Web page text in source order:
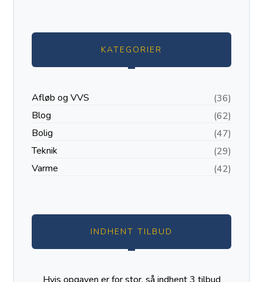
KATEGORIER
Afløb og VVS
(36)
Blog
(62)
Bolig
(47)
Teknik
(29)
Varme
(42)
INDHENT TILBUD